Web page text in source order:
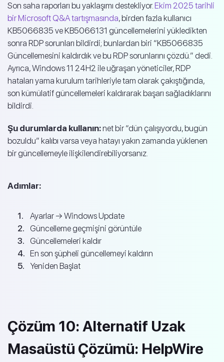
Son saha raporları bu yaklaşımı destekliyor.Ekim 2025 tarihli
bir Microsoft Q&A tartışmasında, birden fazla kullanıcı
KB5066835 ve KB5066131 güncellemelerini yükledikten
sonra RDP sorunları bildirdi; bunlardan biri “KB5066835
Güncellemesini kaldırdık ve bu RDP sorunlarını çözdü.” dedi.
Ayrıca, Windows 11 24H2 ile uğraşan yöneticiler, RDP
hataları yama kurulum tarihleriyle tam olarak çakıştığında,
son kümülatif güncellemeleri kaldırarak başarı sağladıklarını
bildirdi.
Şu durumlarda kullanın:net bir “dün çalışıyordu, bugün
bozuldu” kalıbı varsa veya hatayı yakın zamanda yüklenen
bir güncellemeyle ilişkilendirebiliyorsanız.
Adımlar:
Ayarlar → Windows Update
Güncelleme geçmişini görüntüle
Güncellemeleri kaldır
En son şüpheli güncellemeyi kaldırın
Yeniden Başlat
Çözüm 10: Alternatif Uzak
Masaüstü Çözümü: HelpWire